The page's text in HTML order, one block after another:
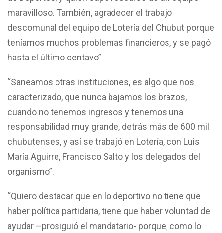
maravilloso. También, agradecer el trabajo
descomunal del equipo de Lotería del Chubut porque
teníamos muchos problemas financieros, y se pagó
hasta el último centavo”
“Saneamos otras instituciones, es algo que nos
caracterizado, que nunca bajamos los brazos,
cuando no tenemos ingresos y tenemos una
responsabilidad muy grande, detrás más de 600 mil
chubutenses, y así se trabajó en Lotería, con Luis
María Aguirre, Francisco Salto y los delegados del
organismo”.
“Quiero destacar que en lo deportivo no tiene que
haber política partidaria, tiene que haber voluntad de
ayudar –prosiguió el mandatario- porque, como lo